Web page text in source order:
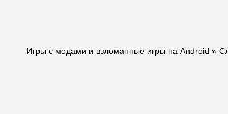
Игры с модами и взломанные игры на Android »